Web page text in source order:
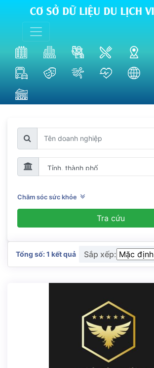
Chăm sóc sức khỏe
Tra cứu
Tổng số: 1 kết quả Sắp xếp: